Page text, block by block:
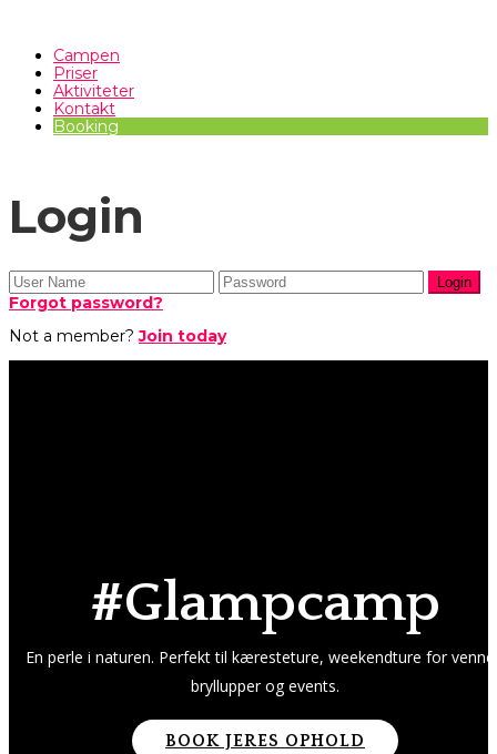
Campen
Priser
Aktiviteter
Kontakt
Booking
Login
Forgot password?
Not a member?Join today
#Glampcamp
En perle i naturen. Perfekt til kæresteture, weekendture for
bryllupper og events.
BOOK JERES OPHOLD